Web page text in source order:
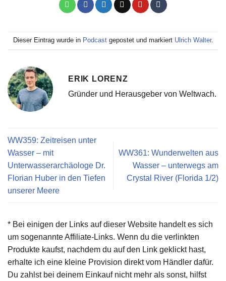
Dieser Eintrag wurde in Podcastgepostet und markiert Ulrich Walter.
ERIK LORENZ
Gründer und Herausgeber von Weltwach.
WW359: Zeitreisen unter
Wasser – mit
Unterwasserarchäologe Dr.
Florian Huber in den Tiefen
unserer Meere
WW361: Wunderwelten aus
Wasser – unterwegs am
Crystal River (Florida 1/2)
* Bei einigen der Links auf dieser Website handelt es sich
um sogenannte Affiliate-Links. Wenn du die verlinkten
Produkte kaufst, nachdem du auf den Link geklickt hast,
erhalte ich eine kleine Provision direkt vom Händler dafür.
Du zahlst bei deinem Einkauf nicht mehr als sonst, hilfst